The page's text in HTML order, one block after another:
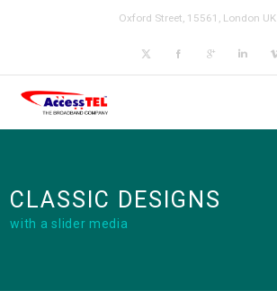
Oxford Street, 15561, London UK
CLASSIC DESIGNS
with a slider media